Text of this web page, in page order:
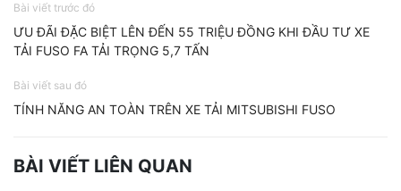
Bài viết trước đó
ƯU ĐÃI ĐẶC BIỆT LÊN ĐẾN 55 TRIỆU ĐỒNG KHI ĐẦU TƯ XE
TẢI FUSO FA TẢI TRỌNG 5,7 TẤN
Bài viết sau đó
TÍNH NĂNG AN TOÀN TRÊN XE TẢI MITSUBISHI FUSO
BÀI VIẾT LIÊN QUAN